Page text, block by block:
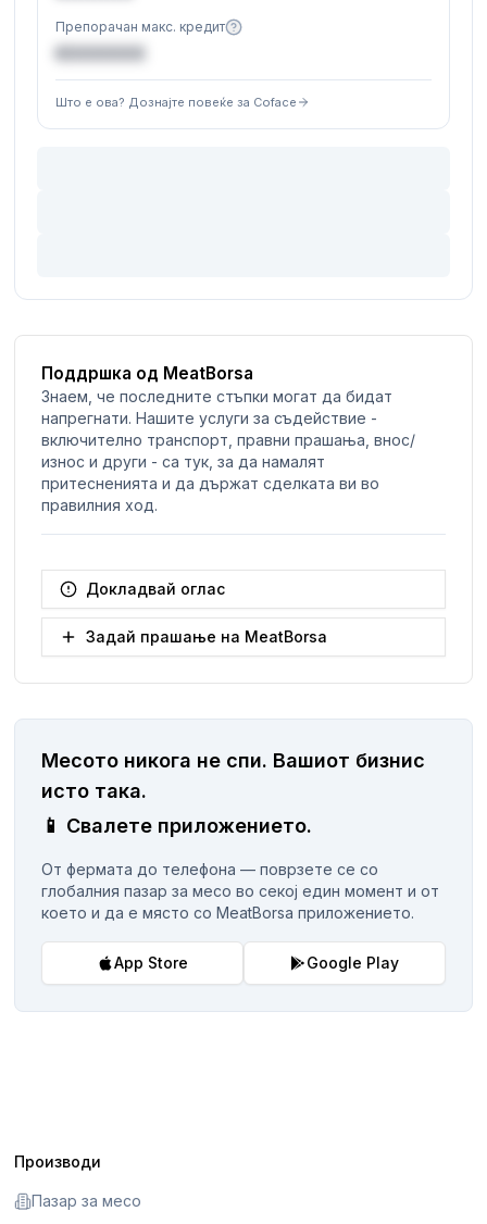
Препорачан макс. кредит
€XXXXXX
Што е ова? Дознајте повеќе за Coface
Поддршка од MeatBorsa
Знаем, че последните стъпки могат да бидат
напрегнати. Нашите услуги за съдействие -
включително транспорт, правни прашања, внос/
износ и други - са тук, за да намалят
притесненията и да държат сделката ви во
правилния ход.
Докладвай оглас
Задай прашање на MeatBorsa
Месото никога не спи. Вашиот бизнис
исто така.
📱 Свалете приложението.
От фермата до телефона — поврзете се со
глобалния пазар за месо во секој един момент и от
което и да е място со MeatBorsa приложението.
App Store Google Play
Производи
Пазар за месо